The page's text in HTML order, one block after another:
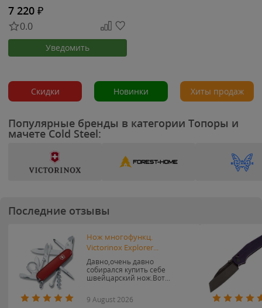
7 220 ₽
0.0
Уведомить
Скидки Новинки Хиты продаж
Популярные бренды в категории Топоры и
мачете Cold Steel:
Последние отзывы
Нож многофункц.
Victorinox Explorer...
Давно,очень давно
собирался купить себе
швейцарский нож.Вот...
9 August 2026